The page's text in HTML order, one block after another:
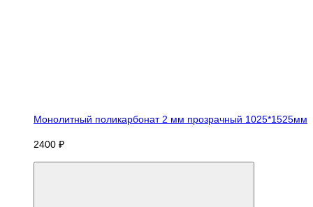
Монолитный поликарбонат 2 мм прозрачный 1025*1525мм
2400 ₽